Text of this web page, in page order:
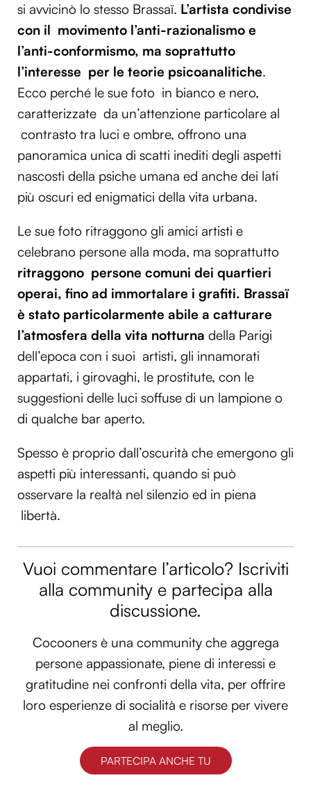
si avvicinò lo stesso Brassaï. L’artista condivise
con il movimento l’anti-razionalismo e
l’anti-conformismo, ma soprattutto
l’interesse per le teorie psicoanalitiche.
Ecco perché le sue foto in bianco e nero,
caratterizzate da un’attenzione particolare al
contrasto tra luci e ombre, offrono una
panoramica unica di scatti inediti degli aspetti
nascosti della psiche umana ed anche dei lati
più oscuri ed enigmatici della vita urbana.
Le sue foto ritraggono gli amici artisti e
celebrano persone alla moda, ma soprattutto
ritraggono persone comuni dei quartieri
operai, fino ad immortalare i grafiti. Brassaï
è stato particolarmente abile a catturare
l’atmosfera della vita notturna della Parigi
dell’epoca con i suoi artisti, gli innamorati
appartati, i girovaghi, le prostitute, con le
suggestioni delle luci soffuse di un lampione o
di qualche bar aperto.
Spesso è proprio dall’oscurità che emergono gli
aspetti più interessanti, quando si può
osservare la realtà nel silenzio ed in piena
libertà.
Vuoi commentare l’articolo? Iscriviti
alla community e partecipa alla
discussione.
Cocooners è una community che aggrega
persone appassionate, piene di interessi e
gratitudine nei confronti della vita, per offrire
loro esperienze di socialità e risorse per vivere
al meglio.
PARTECIPA ANCHE TU